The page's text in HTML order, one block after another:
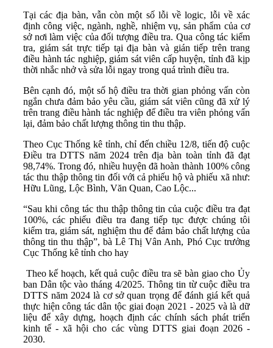
Tại các địa bàn, vẫn còn một số lỗi về logic, lỗi về xác
định công việc, ngành, nghề, nhiệm vụ, sản phẩm của cơ
sở nơi làm việc của đối tượng điều tra. Qua công tác kiểm
tra, giám sát trực tiếp tại địa bàn và gián tiếp trên trang
điều hành tác nghiệp, giám sát viên cấp huyện, tỉnh đã kịp
thời nhắc nhở và sửa lỗi ngay trong quá trình điều tra.
Bên cạnh đó, một số hộ điều tra thời gian phỏng vấn còn
ngắn chưa đảm bảo yêu cầu, giám sát viên cũng đã xử lý
trên trang điều hành tác nghiệp để điều tra viên phỏng vấn
lại, đảm bảo chất lượng thông tin thu thập.
Theo Cục Thống kê tỉnh, chỉ đến chiều 12/8, tiến độ cuộc
Điều tra DTTS năm 2024 trên địa bàn toàn tỉnh đã đạt
98,74%. Trong đó, nhiều huyện đã hoàn thành 100% công
tác thu thập thông tin đối với cả phiếu hộ và phiếu xã như:
Hữu Lũng, Lộc Bình, Văn Quan, Cao Lộc...
“Sau khi công tác thu thập thông tin của cuộc điều tra đạt
100%, các phiếu điều tra đang tiếp tục được chúng tôi
kiểm tra, giám sát, nghiệm thu để đảm bảo chất lượng của
thông tin thu thập”, bà Lê Thị Vân Anh, Phó Cục trưởng
Cục Thống kê tỉnh cho hay
Theo kế hoạch, kết quả cuộc điều tra sẽ bàn giao cho Ủy
ban Dân tộc vào tháng 4/2025. Thông tin từ cuộc điều tra
DTTS năm 2024 là cơ sở quan trọng để đánh giá kết quả
thực hiện công tác dân tộc giai đoạn 2021 - 2025 và là dữ
liệu để xây dựng, hoạch định các chính sách phát triển
kinh tế - xã hội cho các vùng DTTS giai đoạn 2026 -
2030.